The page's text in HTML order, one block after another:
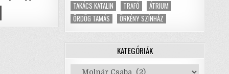
p
TAKÁCS KATALIN
TRAFÓ
ÁTRIUM
ÖRDÖG TAMÁS
ÖRKÉNY SZÍNHÁZ
KATEGÓRIÁK
Kategóriák